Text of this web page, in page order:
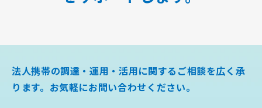
法人携帯の調達・運用・活用に関するご相談を広く承
ります。お気軽にお問い合わせください。